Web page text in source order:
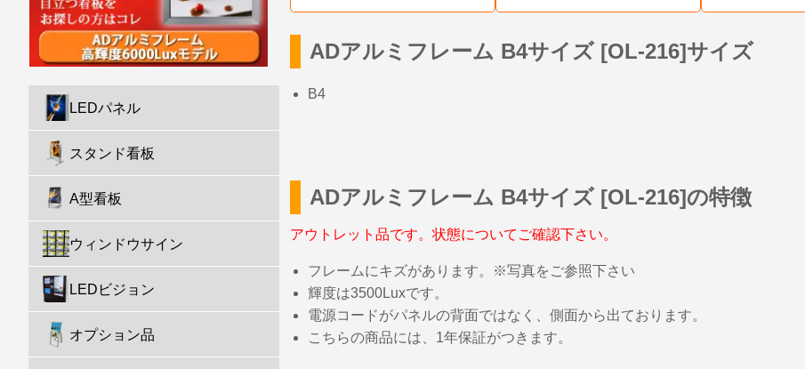
ADアルミフレーム B4サイズ [OL-216]サイズ
B4
ADアルミフレーム B4サイズ [OL-216]の特徴
アウトレット品です。状態についてご確認下さい。
フレームにキズがあります。※写真をご参照下さい
輝度は3500Luxです。
電源コードがパネルの背面ではなく、側面から出ております。
こちらの商品には、1年保証がつきます。
LEDパネル
スタンド看板
A型看板
ウィンドウサイン
LEDビジョン
オプション品